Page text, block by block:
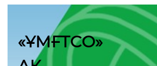
«ҰМҒТСО»